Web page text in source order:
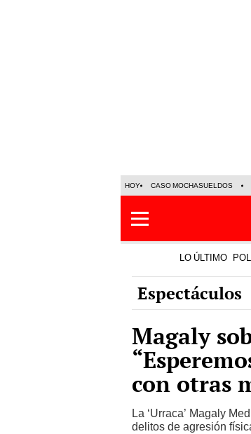
HOY CASO MOCHASUELDOS
LO ÚLTIMO
Espectáculos
Magaly
con otras
La ‘Urraca’ Magaly
delitos de agresión